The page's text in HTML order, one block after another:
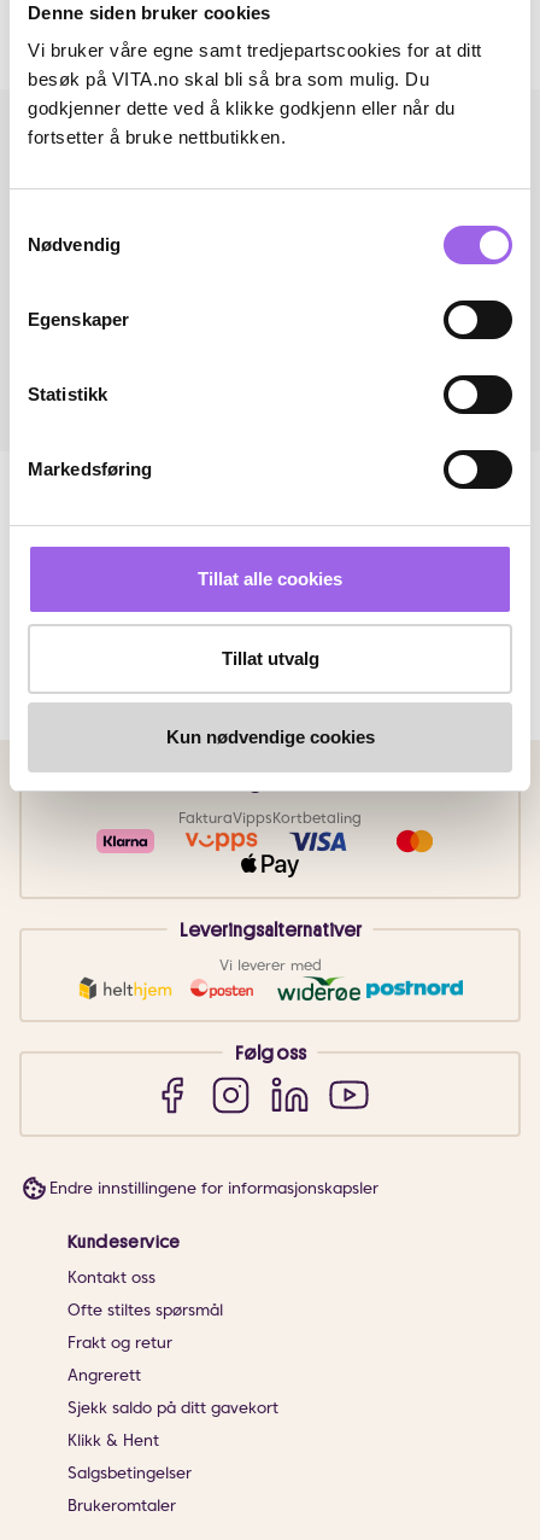
Denne siden bruker cookies
Vi bruker våre egne samt tredjepartscookies for at ditt
besøk på VITA.no skal bli så bra som mulig. Du
godkjenner dette ved å klikke godkjenn eller når du
fortsetter å bruke nettbutikken.
Nødvendig
Egenskaper
Statistikk
Markedsføring
Tillat alle cookies
Tillat utvalg
Kun nødvendige cookies
Andre har også kjøpt..
FakturaVippsKortbetaling
Leveringsalternativer
Vi leverer med
Følg oss
Endre innstillingene for informasjonskapsler
Kundeservice
Kontakt oss
Ofte stiltes spørsmål
Frakt og retur
Angrerett
Sjekk saldo på ditt gavekort
Klikk & Hent
Salgsbetingelser
Brukeromtaler